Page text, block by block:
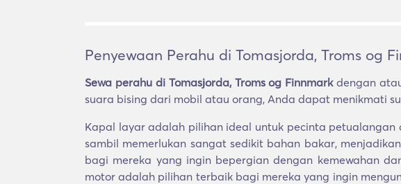
Penyewaan Perahu di Tomasjorda, Troms og
Sewa perahu di Tomasjorda, Troms og Finnmarkdengan
suara bising dari mobil atau orang, Anda dapat menikmati
Kapal layar adalah pilihan ideal untuk pecinta
sambil memerlukan sangat sedikit bahan bakar,
bagi mereka yang ingin bepergian dengan kemewahan
motor adalah pilihan terbaik bagi mereka yang ingin